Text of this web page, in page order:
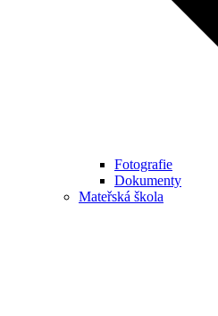
Fotografie
Dokumenty
Mateřská škola